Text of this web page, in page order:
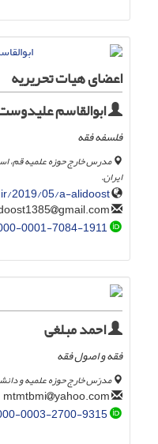
اعضای هیات تحریریه
ابوالقاسم
فلسفه فقه
مدرس خارج حوزه علمیه قم،
ایران.
2019/05/a-alidoost/
gmail.com
0001-7084-1911
احمد مبلغی
فقه و اصول فقه
مدرّس خارج حوزه علمیه و
yahoo.com
0003-2700-9315